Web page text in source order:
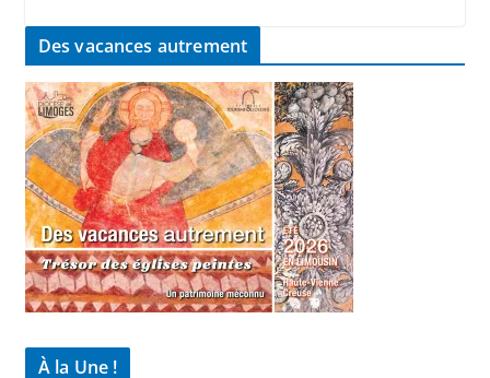
Des vacances autrement
À la Une !